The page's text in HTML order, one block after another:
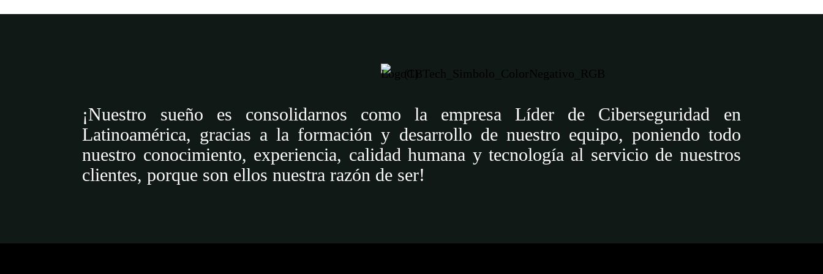
¡Nuestro sueño es consolidarnos como la empresa Líder de Ciberseguridad en
Latinoamérica, gracias a la formación y desarrollo de nuestro equipo, poniendo todo
nuestro conocimiento, experiencia, calidad humana y tecnología al servicio de nuestros
clientes, porque son ellos nuestra razón de ser!